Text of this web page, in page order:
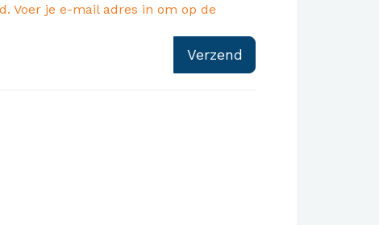
Voer je e-mail adres in om op de
Verzend